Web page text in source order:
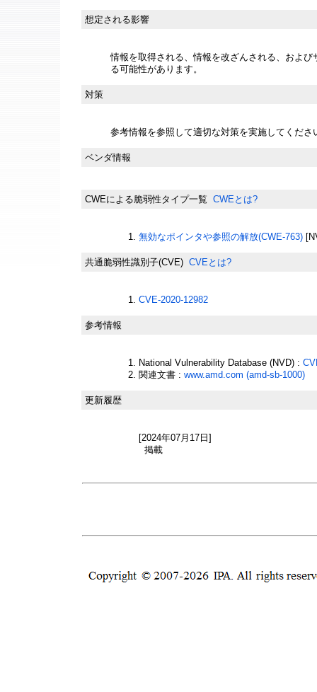
想定される影響
情報を取得される、情報を改ざんされる、およ
る可能性があります。
対策
参考情報を参照して適切な対策を実施してくださ
ベンダ情報
CWEによる脆弱性タイプ一覧 CWEとは?
無効なポインタや参照の解放(CWE-763)
共通脆弱性識別子(CVE) CVEとは?
CVE-2020-12982
参考情報
National Vulnerability Database (NVD) :
関連文書 : www.amd.com (amd-sb-1000)
更新履歴
[2024年07月17日]
掲載